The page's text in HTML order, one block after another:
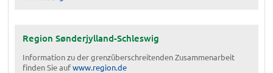
Region Sønderjylland-Schleswig
Information zu der grenzüberschreitenden Zusammenarbeit
finden Sie aufwww.region.de